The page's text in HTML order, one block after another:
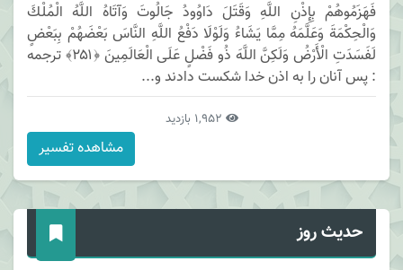
فَهَزَمُوهُمْ بِإِذْنِ اللَّهِ وَقَتَلَ دَاوُودُ جَالُوتَ وَآتَاهُ اللَّهُ الْمُلْكَ
وَالْحِكْمَةَ وَعَلَّمَهُ مِمَّا يَشَاءُ وَلَوْلَا دَفْعُ اللَّهِ النَّاسَ بَعْضَهُمْ بِبَعْضٍ
لَفَسَدَتِ الْأَرْضُ وَلَكِنَّ اللَّهَ ذُو فَضْلٍ عَلَى الْعَالَمِينَ ﴿۲۵۱﴾ ترجمه
: پس آنان را به اذن خدا شكست دادند و...
مشاهده تفسیر
حدیث روز